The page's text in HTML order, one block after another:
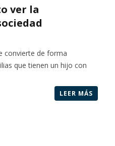
ver la
convierte de forma
que tienen un hijo con
LEER MÁS